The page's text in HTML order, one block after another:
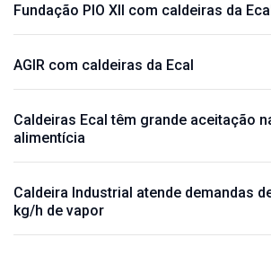
Fundação PIO XII com caldeiras da
AGIR com caldeiras da Ecal
Caldeiras Ecal têm grande aceitação
alimentícia
Caldeira Industrial atende demandas
kg/h de vapor